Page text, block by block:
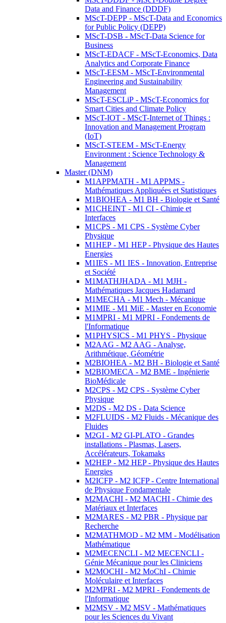
Data and Finance (DDDF)
MScT-DEPP - MScT-Data and Economics
for Public Policy (DEPP)
MScT-DSB - MScT-Data Science for
Business
MScT-EDACF - MScT-Economics, Data
Analytics and Corporate Finance
MScT-EESM - MScT-Environmental
Engineering and Sustainability
Management
MScT-ESCLiP - MScT-Economics for
Smart Cities and Climate Policy
MScT-IOT - MScT-Internet of Things :
Innovation and Management Program
(IoT)
MScT-STEEM - MScT-Energy
Environment : Science Technology &
Management
Master (DNM)
M1APPMATH - M1 APPMS -
Mathématiques Appliquées et Statistiques
M1BIOHEA - M1 BH - Biologie et Santé
M1CHEINT - M1 CI - Chimie et
Interfaces
M1CPS - M1 CPS - Système Cyber
Physique
M1HEP - M1 HEP - Physique des Hautes
Energies
M1IES - M1 IES - Innovation, Entreprise
et Société
M1MATHJHADA - M1 MJH -
Mathématiques Jacques Hadamard
M1MECHA - M1 Mech - Mécanique
M1MIE - M1 MiE - Master en Economie
M1MPRI - M1 MPRI - Fondements de
l'Informatique
M1PHYSICS - M1 PHYS - Physique
M2AAG - M2 AAG - Analyse,
Arithmétique, Géométrie
M2BIOHEA - M2 BH - Biologie et Santé
M2BIOMECA - M2 BME - Ingénierie
BioMédicale
M2CPS - M2 CPS - Système Cyber
Physique
M2DS - M2 DS - Data Science
M2FLUIDS - M2 Fluids - Mécanique des
Fluides
M2GI - M2 GI-PLATO - Grandes
installations - Plasmas, Lasers,
Accélérateurs, Tokamaks
M2HEP - M2 HEP - Physique des Hautes
Energies
M2ICFP - M2 ICFP - Centre International
de Physique Fondamentale
M2MACHI - M2 MACHI - Chimie des
Matériaux et Interfaces
M2MARES - M2 PBR - Physique par
Recherche
M2MATHMOD - M2 MM - Modélisation
Mathématique
M2MECENCLI - M2 MECENCLI -
Génie Mécanique pour les Cliniciens
M2MOCHI - M2 MoChI - Chimie
Moléculaire et Interfaces
M2MPRI - M2 MPRI - Fondements de
l'Informatique
M2MSV - M2 MSV - Mathématiques
pour les Sciences du Vivant